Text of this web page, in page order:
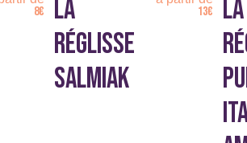
couleur caramel, revêtement : cire
Cévennes: gomme arabique, sucre, miel
1.4% – agents technologiques : huile
8€
LA
RÉGLISSE
SALMIAK
13€
sur
page
produit
LA